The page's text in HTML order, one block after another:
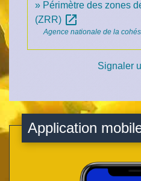
Périmètre des zones
(ZRR) open_in_new
Agence nationale de la
Signaler
Application